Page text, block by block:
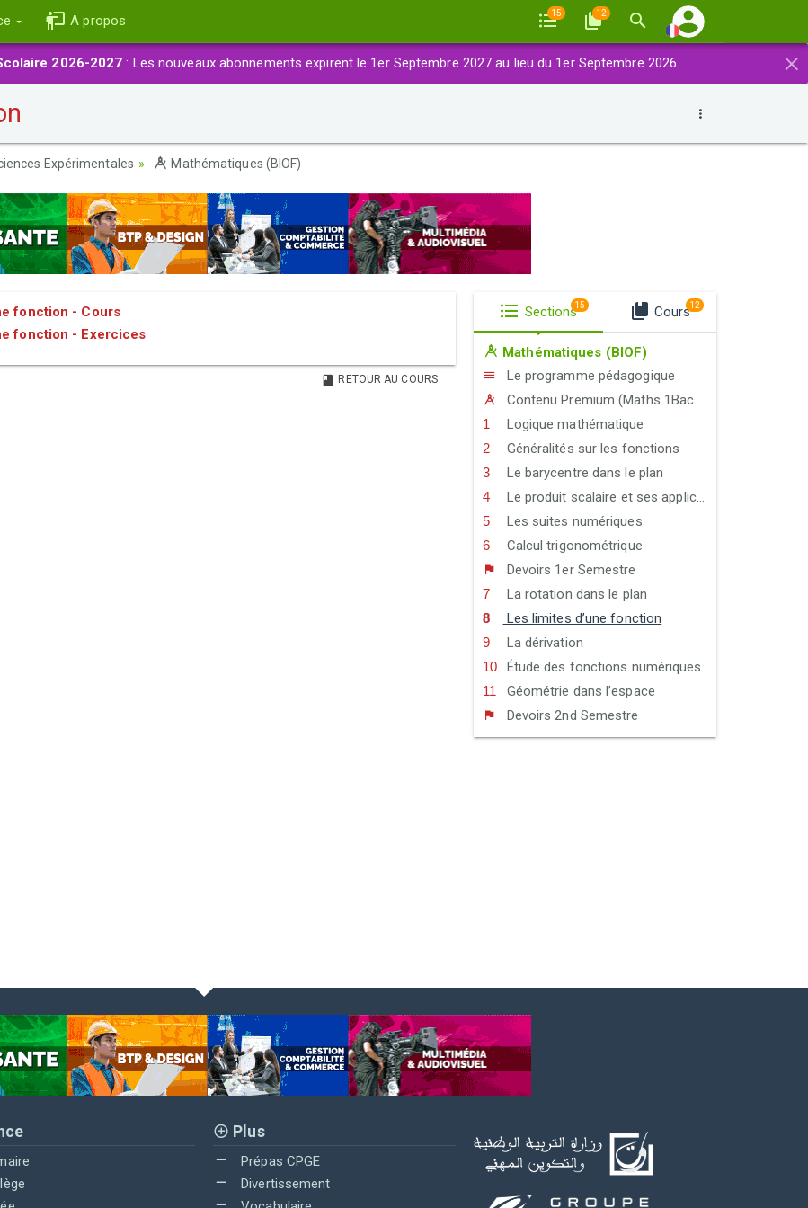
A propos 15 12
×
2026-2027 : Les nouveaux abonnements expirent le 1er Septembre 2027 au lieu du 1er Septembre 2026.
Expérimentales Mathématiques (BIOF)
fonction - Cours
fonction - Exercices
RETOUR AU COURS
Sections15 Cours12
Mathématiques (BIOF)
Le programme pédagogique
Contenu Premium (Maths 1Bac Exp-STE-STM)
Logique mathématique
Généralités sur les fonctions
Le barycentre dans le plan
Le produit scalaire et ses applications
Les suites numériques
Calcul trigonométrique
Devoirs 1er Semestre
La rotation dans le plan
Les limites d’une fonction
La dérivation
Étude des fonctions numériques
Géométrie dans l’espace
Devoirs 2nd Semestre
Plus
Prépas CPGE
Divertissement